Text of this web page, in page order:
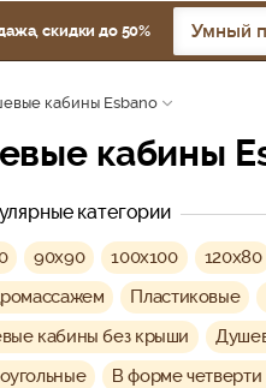
скидки до 50%
кабины Esbano
кабины
категории
90х90 100х100 120х80
Пластиковые
кабины без крыши
В форме четверти